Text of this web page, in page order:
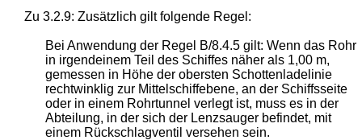
Zu 3.2.9: Zusätzlich gilt folgende Regel:
Bei Anwendung der Regel B/8.4.5 gilt: Wenn das Rohr
in irgendeinem Teil des Schiffes näher als 1,00 m,
gemessen in Höhe der obersten Schottenladelinie
rechtwinklig zur Mittelschiffebene, an der Schiffsseite
oder in einem Rohrtunnel verlegt ist, muss es in der
Abteilung, in der sich der Lenzsauger befindet, mit
einem Rückschlagventil versehen sein.